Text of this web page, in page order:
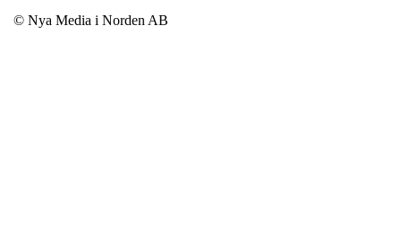
© Nya Media i Norden AB